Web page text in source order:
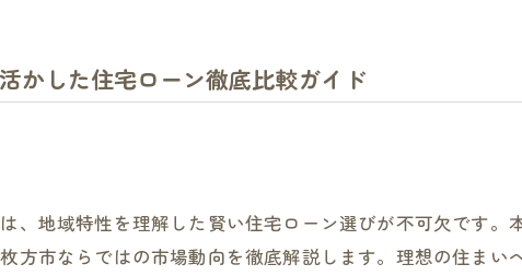
かした住宅ローン徹底比較ガイド
、地域特性を理解した賢い住宅ローン選びが不可欠です。
方市ならではの市場動向を徹底解説します。理想の住まい